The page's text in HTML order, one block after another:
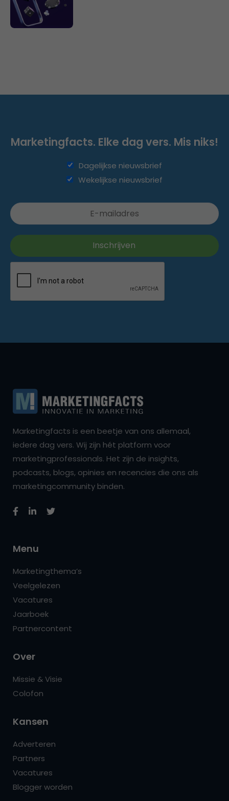
Marketingfacts. Elke dag vers. Mis niks!
Dagelijkse nieuwsbrief
Wekelijkse nieuwsbrief
Marketingfacts is een beetje van ons allemaal,
iedere dag vers. Wij zijn hét platform voor
marketingprofessionals. Het zijn de insights,
podcasts, blogs, opinies en recencies die ons als
marketingcommunity binden.
Menu
Marketingthema’s
Veelgelezen
Vacatures
Jaarboek
Partnercontent
Over
Missie & Visie
Colofon
Kansen
Adverteren
Partners
Vacatures
Blogger worden